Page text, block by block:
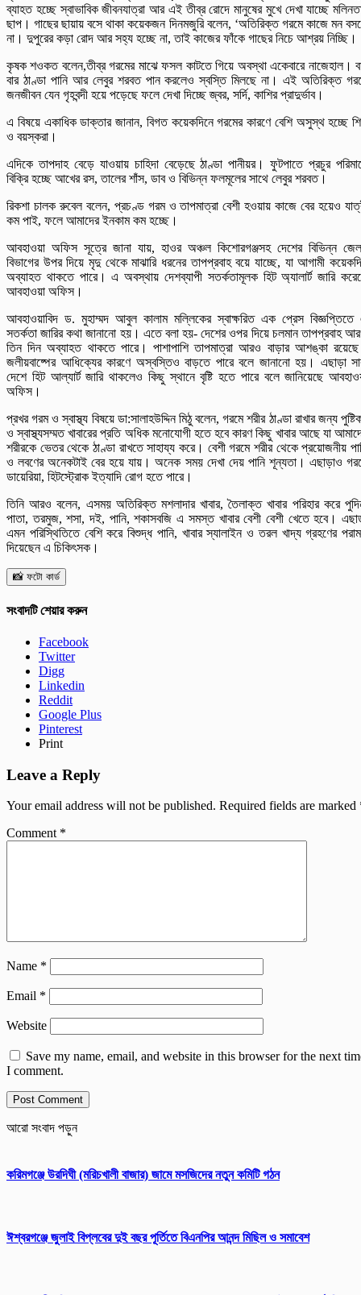
ব্যাহত হচ্ছে স্বাভাবিক জীবনযাত্রা আর এই তীব্র রোদে মানুষের মুখে দেখা যাচ্ছে
ছাপ। গাছের ছায়ায় বসে থাকা কয়েকজন দিনমজুরি বলেন, ‘অতিরিক্ত গরমে কাজে মন
না। দুপুরের কড়া রোদ আর সহ্য হচ্ছে না, তাই কাজের ফাঁকে গাছের নিচে আশ্রয় নিচ্ছি।
কৃষক শওকত বলেন,তীব্র গরমের মাঝে ফসল কাটতে গিয়ে অবস্থা একেবারে নাজেহাল।
বার ঠাণ্ডা পানি আর লেবুর শরবত পান করলেও স্বস্তি মিলছে না। এই অতিরিক্ত
জনজীবন যেন গৃহবন্দী হয়ে পড়েছে ফলে দেখা দিচ্ছে জ্বর, সর্দি, কাশির প্রাদুর্ভাব।
এ বিষয়ে একাধিক ডাক্তার জানান, বিগত কয়েকদিনে গরমের কারণে বেশি অসুস্থ হচ্ছে
ও বয়স্করা।
এদিকে তাপদাহ বেড়ে যাওয়ায় চাহিদা বেড়েছে ঠাণ্ডা পানীয়র। ফুটপাতে প্রচুর
বিক্রি হচ্ছে আখের রস, তালের শাঁস, ডাব ও বিভিন্ন ফলমূলের সাথে লেবুর শরবত।
রিকশা চালক রুবেল বলেন, প্রচণ্ড গরম ও তাপমাত্রা বেশী হওয়ায় কাজে বের হয়েও
কম পাই, ফলে আমাদের ইনকাম কম হচ্ছে।
আবহাওয়া অফিস সূত্রে জানা যায়, হাওর অঞ্চল কিশোরগঞ্জসহ দেশের বিভিন্ন
বিভাগের উপর দিয়ে মৃদু থেকে মাঝারি ধরনের তাপপ্রবাহ বয়ে যাচ্ছে, যা আগামী
অব্যাহত থাকতে পারে। এ অবস্থায় দেশব্যাপী সতর্কতামূলক হিট অ্যালার্ট জারি
আবহাওয়া অফিস।
আবহাওয়াবিদ ড. মুহাম্মদ আবুল কালাম মল্লিকের স্বাক্ষরিত এক প্রেস বিজ্ঞপ্তিতে
সতর্কতা জারির কথা জানানো হয়। এতে বলা হয়- দেশের ওপর দিয়ে চলমান তাপপ্রবাহ
তিন দিন অব্যাহত থাকতে পারে। পাশাপাশি তাপমাত্রা আরও বাড়ার আশঙ্কা
জলীয়বাষ্পের আধিক্যের কারণে অস্বস্তিও বাড়তে পারে বলে জানানো হয়। এছাড়া
দেশে হিট আল্যার্ট জারি থাকলেও কিছু স্থানে বৃষ্টি হতে পারে বলে জানিয়েছে
অফিস।
প্রখর গরম ও স্বাস্থ্য বিষয়ে ডা:সালাহউদ্দিন মিঠু বলেন, গরমে শরীর ঠাণ্ডা রাখার জন্য
ও স্বাস্থ্যসম্মত খাবারের প্রতি অধিক মনোযোগী হতে হবে কারণ কিছু খাবার আছে যা
শরীরকে ভেতর থেকে ঠাণ্ডা রাখতে সাহায্য করে। বেশী গরমে শরীর থেকে প্রয়োজনীয়
ও লবণের অনেকটাই বের হয়ে যায়। অনেক সময় দেখা দেয় পানি শূন্যতা। এছাড়াও
ডায়েরিয়া, হিটস্ট্রোক ইত্যাদি রোগ হতে পারে।
তিনি আরও বলেন, এসময় অতিরিক্ত মশলাদার খাবার, তৈলাক্ত খাবার পরিহার করে
পাতা, তরমুজ, শসা, দই, পানি, শকাসবজি এ সমস্ত খাবার বেশী বেশী খেতে হবে।
এমন পরিস্থিতিতে বেশি করে বিশুদ্ধ পানি, খাবার স্যালাইন ও তরল খাদ্য গ্রহণের
দিয়েছেন এ চিকিৎসক।
📸 ফটো কার্ড
সংবাদটি শেয়ার করুন
Facebook
Twitter
Digg
Linkedin
Reddit
Google Plus
Pinterest
Print
Leave a Reply
Your email address will not be published. Required fields are marked
Comment *
Name *
Email *
Website
Save my name, email, and website in this browser for the next
I comment.
আরো সংবাদ পড়ুন
করিমগঞ্জে উরদিঘী (মরিচখালী বাজার) জামে মসজিদের নতুন কমিটি গঠন
ঈশ্বরগঞ্জে জুলাই বিপ্লবের দুই বছর পূর্তিতে বিএনপির আনন্দ মিছিল ও সমাবেশ